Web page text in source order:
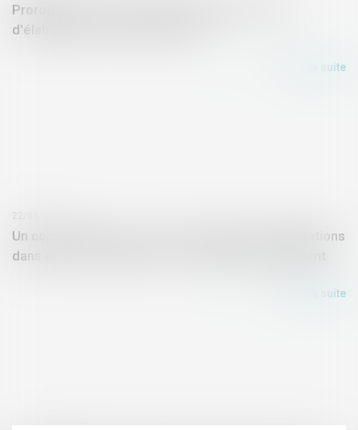
Prorogation d’un certificat d’urbanisme en cas
d'élaboration d'un nouveau PLU
Lire la suite
Un copropriétaire a-t-il le droit de faire des plantations
dans une cour commune ? - L'Express Votre Argent
22/08/2017
Lire la suite